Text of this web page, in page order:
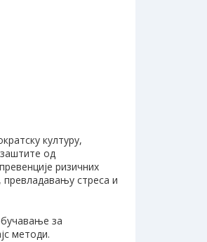
културу,
од
ризичних
стреса и
за
методи.